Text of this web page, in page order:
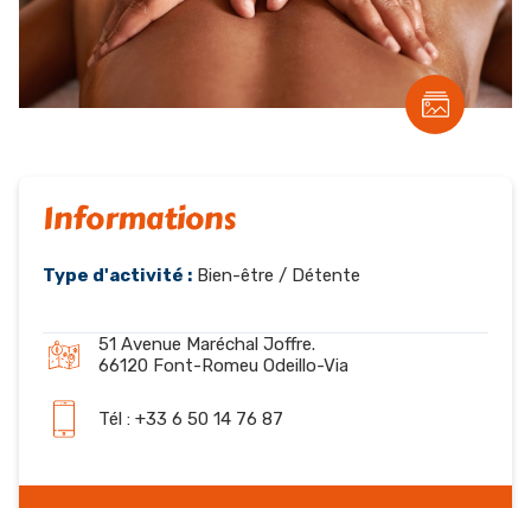
Informations
Type d'activité : Bien-être / Détente
51 Avenue Maréchal Joffre.
66120 Font-Romeu Odeillo-Via
Tél : +33 6 50 14 76 87